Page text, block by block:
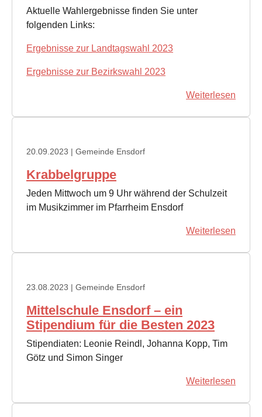
Aktuelle Wahlergebnisse finden Sie unter
folgenden Links:
Ergebnisse zur Landtagswahl 2023
Ergebnisse zur Bezirkswahl 2023
Weiterlesen
20.09.2023 | Gemeinde Ensdorf
Krabbelgruppe
Jeden Mittwoch um 9 Uhr während der Schulzeit
im Musikzimmer im Pfarrheim Ensdorf
Weiterlesen
23.08.2023 | Gemeinde Ensdorf
Mittelschule Ensdorf – ein
Stipendium für die Besten 2023
Stipendiaten: Leonie Reindl, Johanna Kopp, Tim
Götz und Simon Singer
Weiterlesen